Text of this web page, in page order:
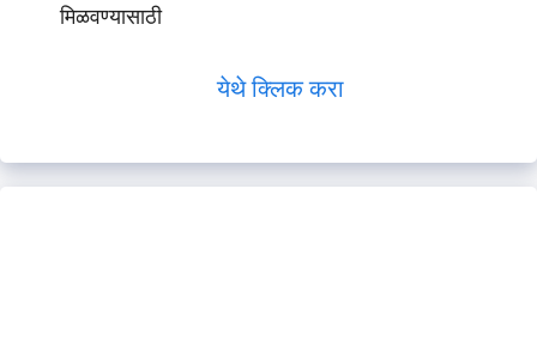
मिळवण्यासाठी
येथे क्लिक करा